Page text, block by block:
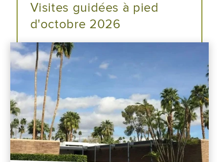
Visites guidées à pied
d'octobre 2026